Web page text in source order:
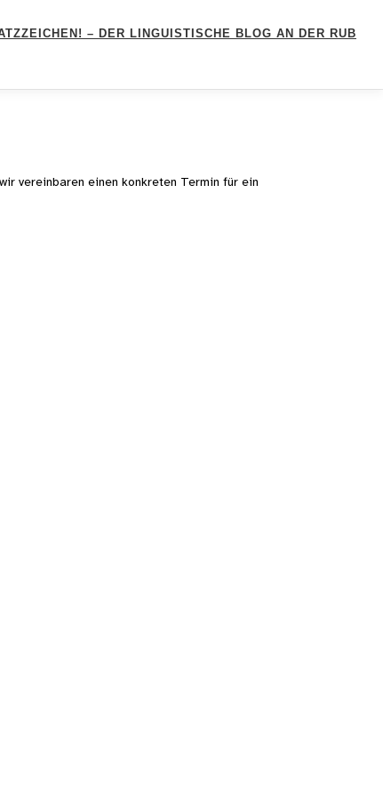
– DER LINGUISTISCHE BLOG AN DER RUB
vereinbaren einen konkreten Termin für ein